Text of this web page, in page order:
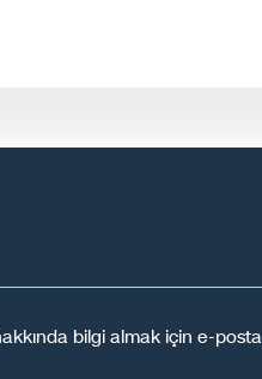
bilgi almak için e-posta